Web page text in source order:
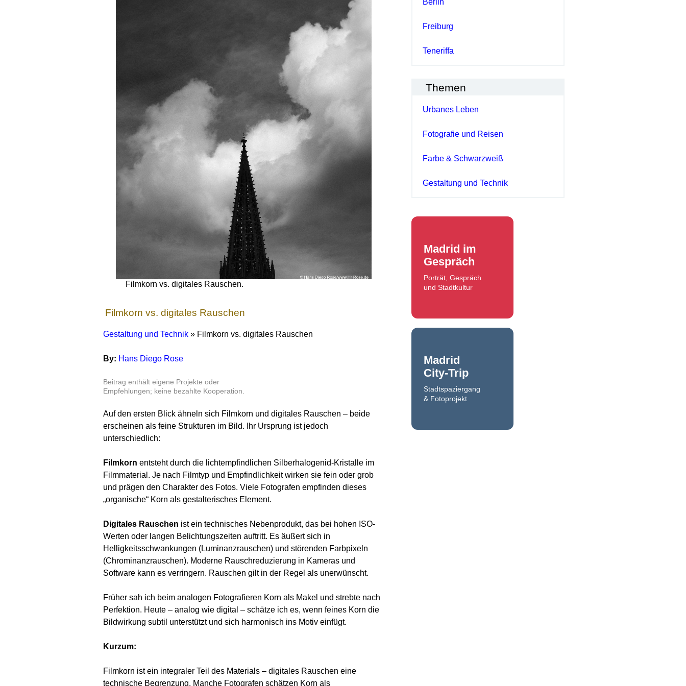
Filmkorn vs. digitales Rauschen.
Filmkorn vs. digitales Rauschen
Gestaltung und Technik » Filmkorn vs. digitales Rauschen
By: Hans Diego Rose
Beitrag enthält eigene Projekte oder
Empfehlungen; keine bezahlte Kooperation.
Auf den ersten Blick ähneln sich Filmkorn und digitales Rauschen – beide
erscheinen als feine Strukturen im Bild. Ihr Ursprung ist jedoch
unterschiedlich:
Filmkorn entsteht durch die lichtempfindlichen Silberhalogenid-Kristalle im
Filmmaterial. Je nach Filmtyp und Empfindlichkeit wirken sie fein oder grob
und prägen den Charakter des Fotos. Viele Fotografen empfinden dieses
„organische“ Korn als gestalterisches Element.
Digitales Rauschen ist ein technisches Nebenprodukt, das bei hohen ISO-
Werten oder langen Belichtungszeiten auftritt. Es äußert sich in
Helligkeitsschwankungen (Luminanzrauschen) und störenden Farbpixeln
(Chrominanzrauschen). Moderne Rauschreduzierung in Kameras und
Software kann es verringern. Rauschen gilt in der Regel als unerwünscht.
Früher sah ich beim analogen Fotografieren Korn als Makel und strebte nach
Perfektion. Heute – analog wie digital – schätze ich es, wenn feines Korn die
Bildwirkung subtil unterstützt und sich harmonisch ins Motiv einfügt.
Kurzum:
Filmkorn ist ein integraler Teil des Materials – digitales Rauschen eine
technische Begrenzung. Manche Fotografen schätzen Korn als
Freiburg
Teneriffa
Themen
Urbanes Leben
Fotografie und Reisen
Farbe & Schwarzweiß
Gestaltung und Technik
Madrid im
Gespräch
Porträt, Gespräch
und Stadtkultur
Madrid
City-Trip
Stadtspaziergang
& Fotoprojekt